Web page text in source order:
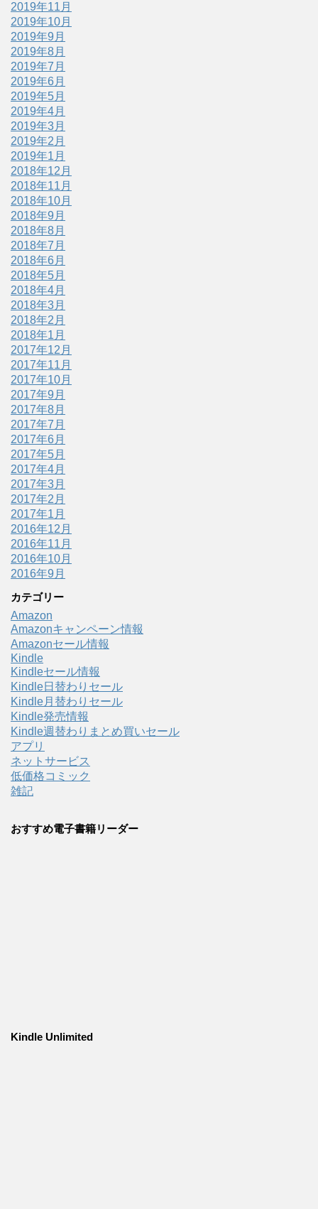
2019年11月
2019年10月
2019年9月
2019年8月
2019年7月
2019年6月
2019年5月
2019年4月
2019年3月
2019年2月
2019年1月
2018年12月
2018年11月
2018年10月
2018年9月
2018年8月
2018年7月
2018年6月
2018年5月
2018年4月
2018年3月
2018年2月
2018年1月
2017年12月
2017年11月
2017年10月
2017年9月
2017年8月
2017年7月
2017年6月
2017年5月
2017年4月
2017年3月
2017年2月
2017年1月
2016年12月
2016年11月
2016年10月
2016年9月
カテゴリー
Amazon
Amazonキャンペーン情報
Amazonセール情報
Kindle
Kindleセール情報
Kindle日替わりセール
Kindle月替わりセール
Kindle発売情報
Kindle週替わりまとめ買いセール
アプリ
ネットサービス
低価格コミック
雑記
おすすめ電子書籍リーダー
Kindle Unlimited